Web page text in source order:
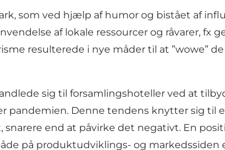
, som ved hjælp af humor og bistået af
af lokale ressourcer og råvarer, fx
resulterede i nye måder til at ”wowe”
sig til forsamlingshoteller ved at
pandemien. Denne tendens knytter sig til
end at påvirke det negativt. En
på produktudviklings- og